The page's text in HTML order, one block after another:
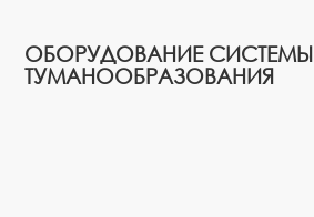
ОБОРУДОВАНИЕ СИСТЕМЫ
ТУМАНООБРАЗОВАНИЯ